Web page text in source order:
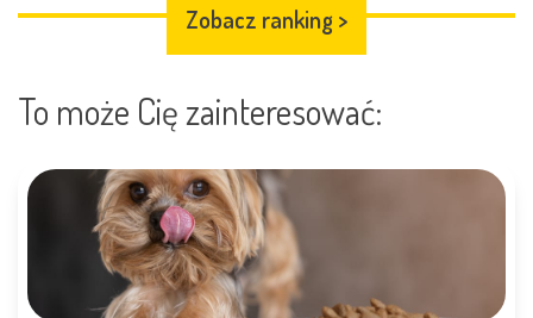
Zobacz ranking >
To może Cię zainteresować: